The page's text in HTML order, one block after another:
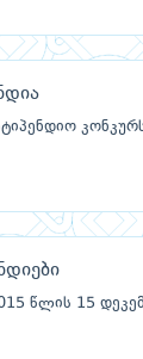
წლის 15